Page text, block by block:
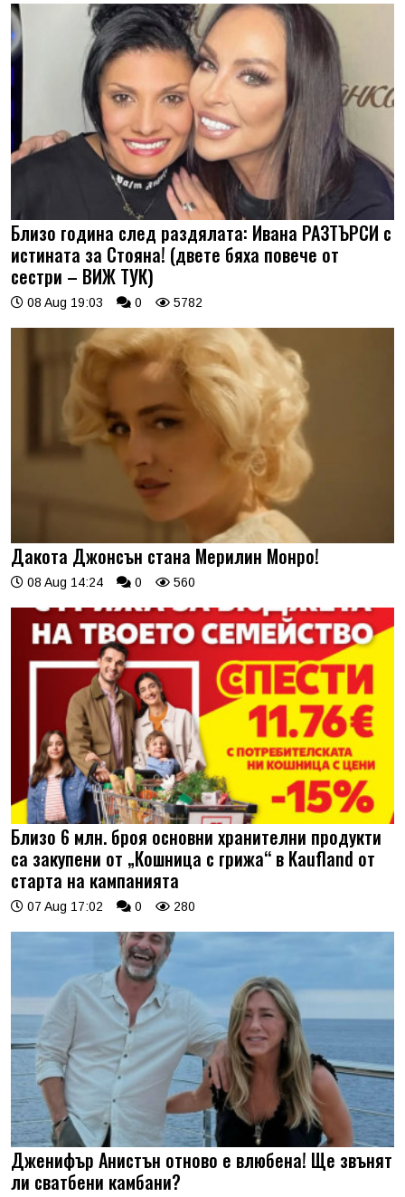
Близо година след раздялата: Ивана РАЗТЪРСИ с
истината за Стояна! (двете бяха повече от
сестри – ВИЖ ТУК)
08 Aug 19:03 0 5782
Дакота Джонсън стана Мерилин Монро!
08 Aug 14:24 0 560
Близо 6 млн. броя основни хранителни продукти
са закупени от „Кошница с грижа“ в Kaufland от
старта на кампанията
07 Aug 17:02 0 280
Дженифър Анистън отново е влюбена! Ще звънят
ли сватбени камбани?